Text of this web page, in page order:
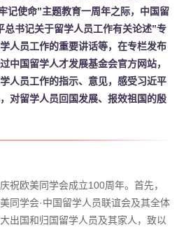
记使命”主题教育一周年之际，中国留
总书记关于留学人员工作有关论述”专
人员工作的重要讲话等，在专栏发布
中国留学人才发展基金会官方网站，
人员工作的指示、意见，感受习近平
对留学人员回国发展、报效祖国的殷
欧美同学会成立100周年。首先，
同学会·中国留学人员联谊会及其全体
出国和归国留学人员及其家人，致以